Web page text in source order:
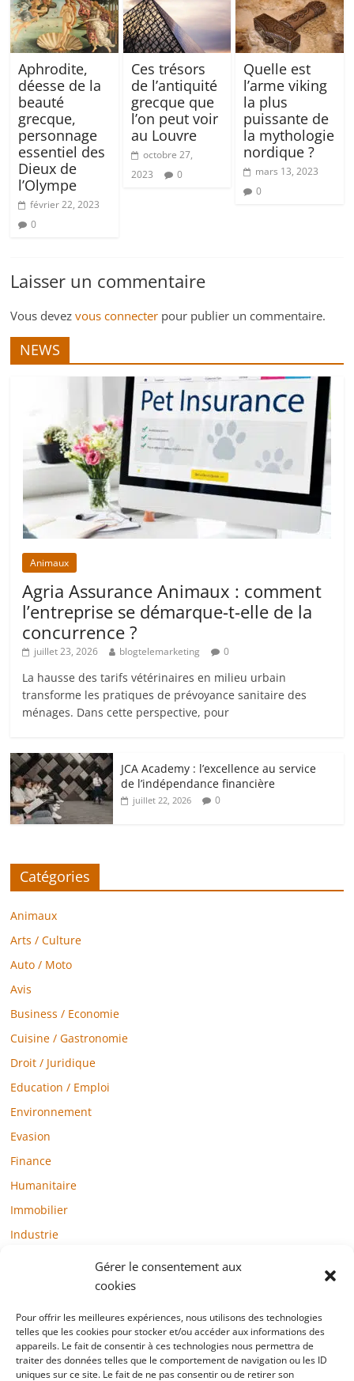
Gérer le consentement aux
cookies
Pour offrir les meilleures expériences, nous utilisons des technologies
telles que les cookies pour stocker et/ou accéder aux informations des
appareils. Le fait de consentir à ces technologies nous permettra de
traiter des données telles que le comportement de navigation ou les ID
uniques sur ce site. Le fait de ne pas consentir ou de retirer son
Aphrodite,
déesse de la
beauté
grecque,
personnage
essentiel des
Dieux de
l’Olympe
février 22, 2023
0
Ces trésors
de l’antiquité
grecque que
l’on peut voir
au Louvre
octobre 27,
2023
0
Quelle est
l’arme viking
la plus
puissante de
la mythologie
nordique ?
mars 13, 2023
0
Laisser un commentaire
Vous devezvous connecter pour publier un commentaire.
NEWS
Animaux
Agria Assurance Animaux : comment
l’entreprise se démarque-t-elle de la
concurrence ?
juillet 23, 2026 blogtelemarketing 0
La hausse des tarifs vétérinaires en milieu urbain
transforme les pratiques de prévoyance sanitaire des
ménages. Dans cette perspective, pour
JCA Academy : l’excellence au service
de l’indépendance financière
juillet 22, 2026 0
Catégories
Animaux
Arts / Culture
Auto / Moto
Avis
Business / Economie
Cuisine / Gastronomie
Droit / Juridique
Education / Emploi
Environnement
Evasion
Finance
Humanitaire
Immobilier
Industrie
Mode / Beauté / Bien-être
Santé